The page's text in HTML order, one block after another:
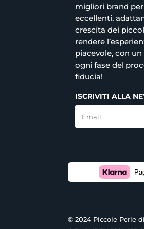
migliori brand
eccellenti,
crescita dei
rendere
piacevole, con
ogni fase del
fiducia!
ISCRIVITI ALLA
© 2024 Piccole Perle